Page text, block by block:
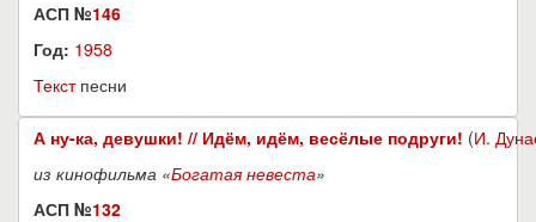
АСП №146
Год: 1958
Текстпесни
А ну-ка, девушки! // Идём, идём, весёлые подруги! (И.
из кинофильма «Богатая невеста»
АСП №132